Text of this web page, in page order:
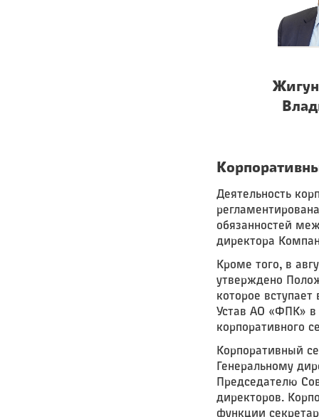
Деятельность
обязанностей
директора
Кроме того, в
утверждено
которое
Устав АО «ФПК» в
корпоративного
Корпоративный
Генеральному
Председателю
директоров.
функции